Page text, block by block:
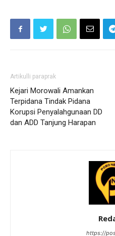
Artikulli paraprak
Kejari Morowali Amankan
Terpidana Tindak Pidana
Korupsi Penyalahgunaan DD
dan ADD Tanjung Harapan
https://